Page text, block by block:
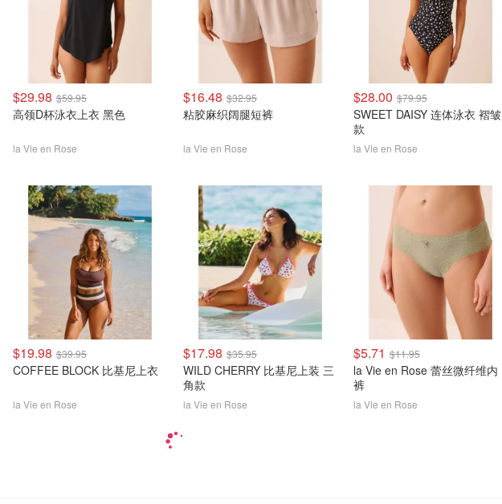
$29.98 $59.95
高领D杯泳衣上衣 黑色
la Vie en Rose
$16.48 $32.95
粘胶麻织阔腿短裤
la Vie en Rose
$28.00 $79.95
SWEET DAISY 连体泳衣 褶皱
款
la Vie en Rose
$19.98 $39.95
COFFEE BLOCK 比基尼上衣
la Vie en Rose
$17.98 $35.95
WILD CHERRY 比基尼上装 三
角款
la Vie en Rose
$5.71 $11.95
la Vie en Rose 蕾丝微纤维内
裤
la Vie en Rose